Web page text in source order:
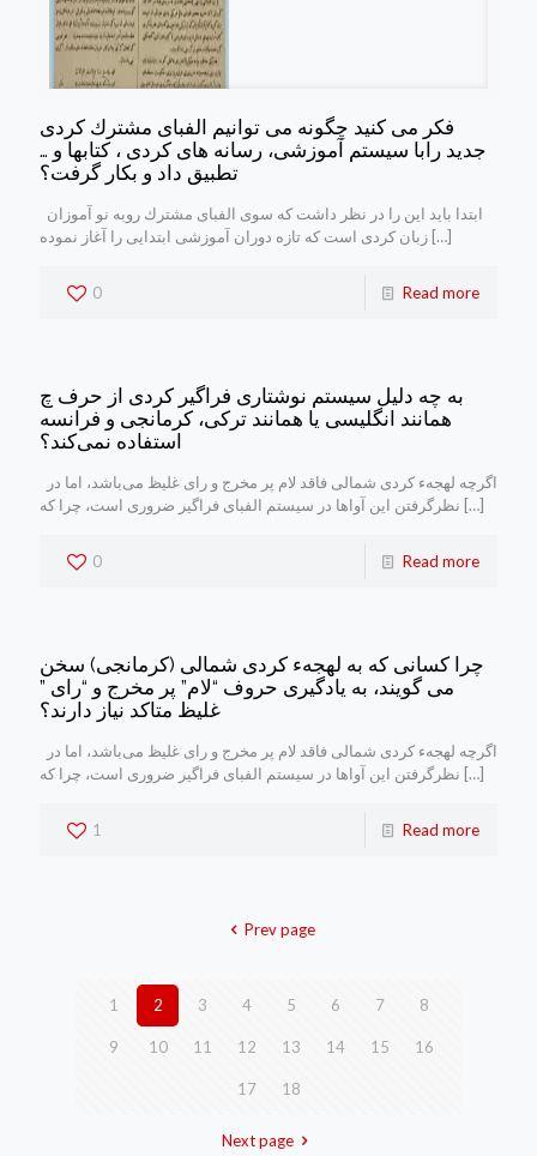
فكر می كنيد چگونه می توانيم الفبای مشترك كردی
جديد رابا سيستم آموزشی، رسانه های كردی ، كتابها و …
تطبيق داد و بكار گرفت؟
زبان كردی است كه تازه دوران آموزشی ابتدایی را آغاز نموده […]
0 Read more
به چه دلیل سیستم نوشتاری فراگیر کردی از حرف چ
همانند انگلیسی یا همانند ترکی، کرمانجی و فرانسه
استفاده نمی‌کند؟
نظرگرفتن این آواها در سیستم الفبای فراگیر ضروری است، چرا که […]
0 Read more
چرا کسانی که به لهجهء کردی شمالی (کرمانجی) سخن
می گویند، به یادگیری حروف “لام” پر مخرج و “رای ”
غلیظ متاکد نیاز دارند؟
نظرگرفتن این آواها در سیستم الفبای فراگیر ضروری است، چرا که […]
1 Read more
Prev page
1 2 3 4 5 6 7 8
9 10 11 12 13 14 15 16
17 18
Next page